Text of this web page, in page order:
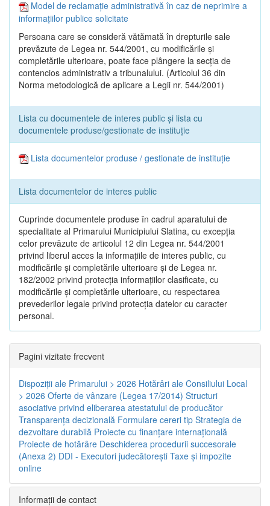
Model de reclamație administrativă în caz de neprimire a
informațiilor publice solicitate
Persoana care se consideră vătămată în drepturile sale
prevăzute de Legea nr. 544/2001, cu modificările şi
completările ulterioare, poate face plângere la secţia de
contencios administrativ a tribunalului. (Articolul 36 din
Norma metodologică de aplicare a Legii nr. 544/2001)
Lista cu documentele de interes public și lista cu
documentele produse/gestionate de instituție
Lista documentelor produse / gestionate de instituție
Lista documentelor de interes public
Cuprinde documentele produse în cadrul aparatului de
specialitate al Primarului Municipiului Slatina, cu excepția
celor prevăzute de articolul 12 din Legea nr. 544/2001
privind liberul acces la informațiile de interes public, cu
modificările și completările ulterioare și de Legea nr.
182/2002 privind protecția informațiilor clasificate, cu
modificările și completările ulterioare, cu respectarea
prevederilor legale privind protecția datelor cu caracter
personal.
Pagini vizitate frecvent
Dispoziţii ale Primarului > 2026 Hotărâri ale Consiliului Local
> 2026 Oferte de vânzare (Legea 17/2014) Structuri
asociative privind eliberarea atestatului de producător
Transparenţa decizională Formulare cereri tip Strategia de
dezvoltare durabilă Proiecte cu finanţare internaţională
Proiecte de hotărâre Deschiderea procedurii succesorale
(Anexa 2) DDI - Executori judecătorești Taxe şi impozite
online
Informaţii de contact